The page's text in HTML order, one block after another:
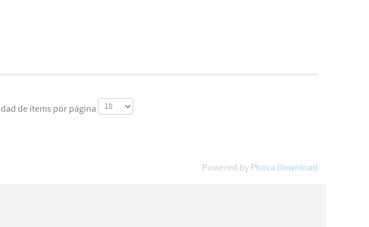
de ítems por página
Powered by Phoca Download